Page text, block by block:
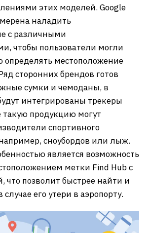
этих моделей. Google
наладить
с различными
чтобы пользователи могли
определять местоположение
сторонних брендов готов
сумки и чемоданы, в
интегрированы трекеры
такую продукцию могут
спортивного
сноубордов или лыж.
является возможность
метки Find Hub с
что позволит быстрее найти и
случае его утери в аэропорту.